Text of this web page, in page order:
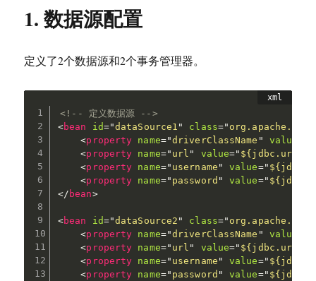
1. 数据源配置
定义了2个数据源和2个事务管理器。
<!-- 定义数据源 -->
<bean id="dataSource1 " class="
<property name="driverClassName " value
<property name=" url " value=" ${jdbc.url}
<property name=" username " value="
<property name=" password " value="
</ bean>
<bean id="dataSource2 " class="
<property name="driverClassName " value
<property name=" url " value=" ${jdbc.url2}
<property name=" username " value="
<property name=" password " value="